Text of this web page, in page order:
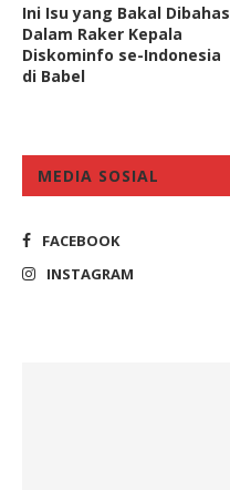
Ini Isu yang Bakal Dibahas
Dalam Raker Kepala
Diskominfo se-Indonesia
di Babel
MEDIA SOSIAL
FACEBOOK
INSTAGRAM